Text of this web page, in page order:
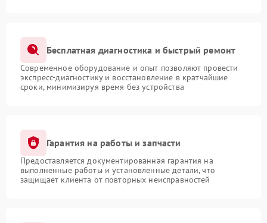
Бесплатная диагностика и быстрый ремонт
Современное оборудование и опыт позволяют провести
экспресс-диагностику и восстановление в кратчайшие
сроки, минимизируя время без устройства
Гарантия на работы и запчасти
Предоставляется документированная гарантия на
выполненные работы и установленные детали, что
защищает клиента от повторных неисправностей